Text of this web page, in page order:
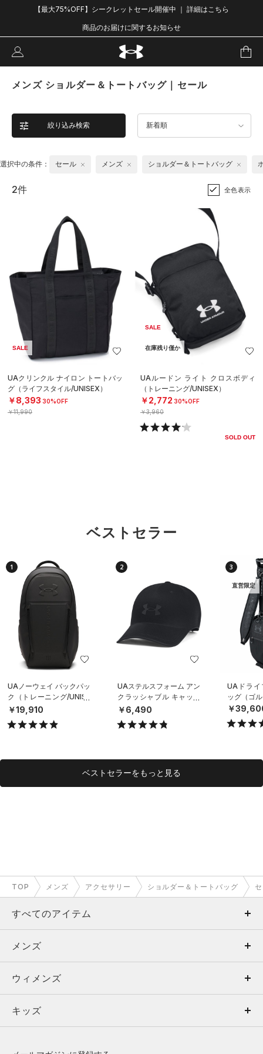
【最大75%OFF】シークレットセール開催中 ｜ 詳細はこちら
商品のお届けに関するお知らせ
メンズ ショルダー＆トートバッグ｜セール
絞り込み検索 新着順
選択中の条件： セール メンズ ショルダー＆トートバッグ
2件 全色表示
SALE
UAクリンクル ナイロン トートバッ
グ（ライフスタイル/UNISEX）
￥8,393 30%OFF
￥11,990
SALE
在庫残り僅か
UAルードン ライト クロスボディ
（トレーニング/UNISEX）
￥2,772 30%OFF
￥3,960
SOLD OUT
ベストセラー
1
UAノーウェイ バックパッ
ク（トレーニング/UNISE
X）
￥19,910
2
UAステルスフォーム アン
クラッシャブル キャップ
（ライフスタイル/UNISE
X）
￥6,490
3
直営限定
UAドライ
ッグ（ゴ
￥
ベストセラーをもっと見る
TOP メンズ アクセサリー ショルダー＆トートバッグ
すべてのアイテム
メンズ
ウィメンズ
キッズ
メンズ
トップス
ボトムス
ウィメンズ
トップス
キッズ